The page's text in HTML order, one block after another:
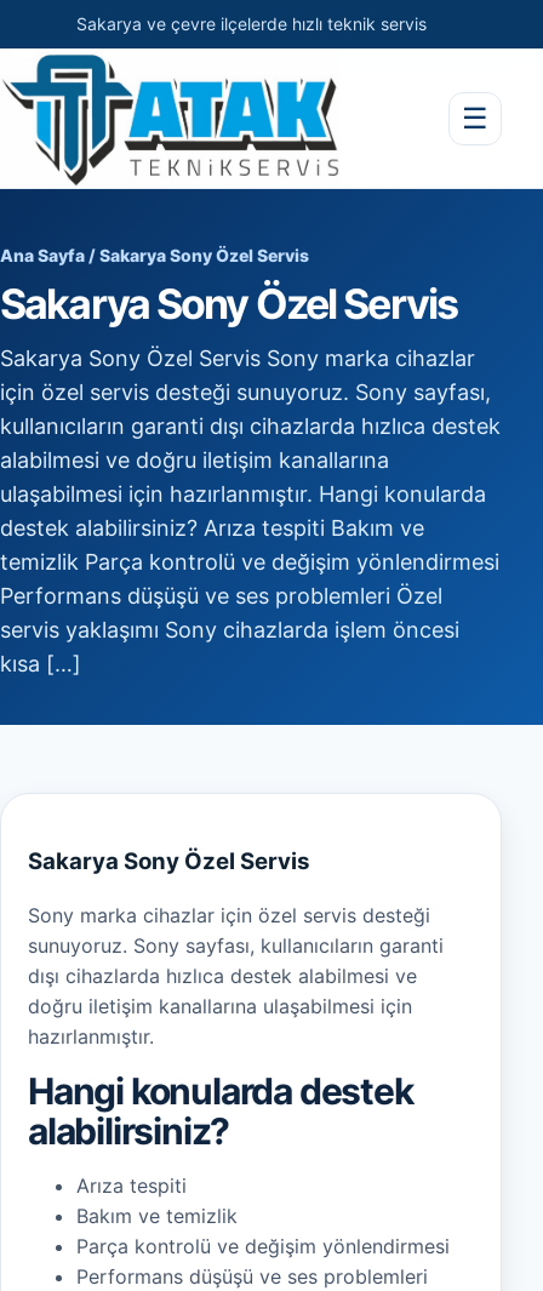
Sakarya ve çevre ilçelerde hızlı teknik servis
☰
Ana Sayfa / Sakarya Sony Özel Servis
Sakarya Sony Özel Servis
Sakarya Sony Özel Servis Sony marka cihazlar
için özel servis desteği sunuyoruz. Sony sayfası,
kullanıcıların garanti dışı cihazlarda hızlıca destek
alabilmesi ve doğru iletişim kanallarına
ulaşabilmesi için hazırlanmıştır. Hangi konularda
destek alabilirsiniz? Arıza tespiti Bakım ve
temizlik Parça kontrolü ve değişim yönlendirmesi
Performans düşüşü ve ses problemleri Özel
servis yaklaşımı Sony cihazlarda işlem öncesi
kısa […]
Sakarya Sony Özel Servis
Sony marka cihazlar için özel servis desteği
sunuyoruz. Sony sayfası, kullanıcıların garanti
dışı cihazlarda hızlıca destek alabilmesi ve
doğru iletişim kanallarına ulaşabilmesi için
hazırlanmıştır.
Hangi konularda destek
alabilirsiniz?
Arıza tespiti
Bakım ve temizlik
Parça kontrolü ve değişim yönlendirmesi
Performans düşüşü ve ses problemleri